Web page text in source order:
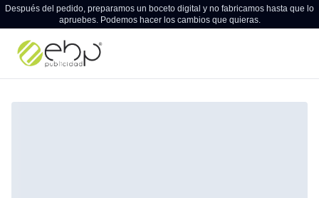
Después del pedido, preparamos un boceto digital y no fabricamos hasta que lo
apruebes. Podemos hacer los cambios que quieras.